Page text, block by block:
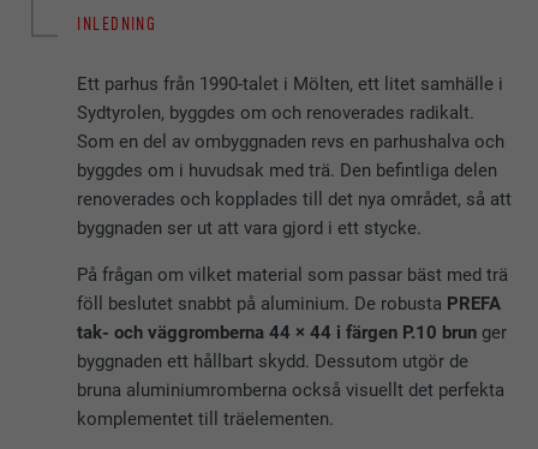
INLEDNING
Ett parhus från 1990-talet i Mölten, ett litet samhälle i
Sydtyrolen, byggdes om och renoverades radikalt.
Som en del av ombyggnaden revs en parhushalva och
byggdes om i huvudsak med trä. Den befintliga delen
renoverades och kopplades till det nya området, så att
byggnaden ser ut att vara gjord i ett stycke.
På frågan om vilket material som passar bäst med trä
föll beslutet snabbt på aluminium. De robusta PREFA
tak- och väggromberna 44 × 44 i färgen P.10 brun ger
byggnaden ett hållbart skydd. Dessutom utgör de
bruna aluminiumromberna också visuellt det perfekta
komplementet till träelementen.